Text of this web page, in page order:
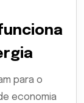
para o
economia